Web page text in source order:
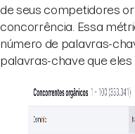
de seus competidores
concorrência. Essa
número de palavras-
palavras-chave que